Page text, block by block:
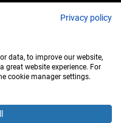
Privacy policy
data, to improve our website,
great website experience. For
cookie manager settings.